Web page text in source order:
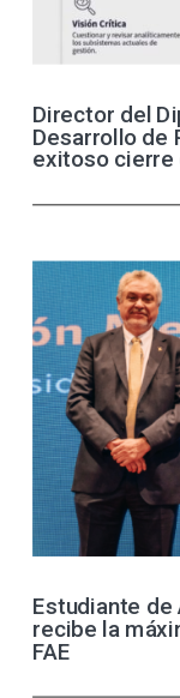
Director del
Desarrollo de
exitoso cierre
Estudiante de
recibe la
FAE